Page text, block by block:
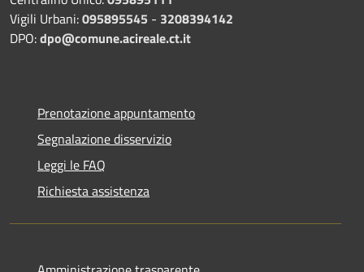
Vigili Urbani:095895545 - 3208394142
DPO:dpo@comune.acireale.ct.it
Prenotazione appuntamento
Segnalazione disservizio
Leggi le FAQ
Richiesta assistenza